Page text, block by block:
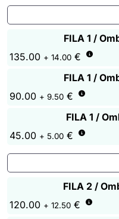
FILA 1 /
135.00 + 14.00 €
FILA 1 /
90.00 + 9.50 €
FILA 1 /
45.00 + 5.00 €
FILA 2 /
120.00 + 12.50 €